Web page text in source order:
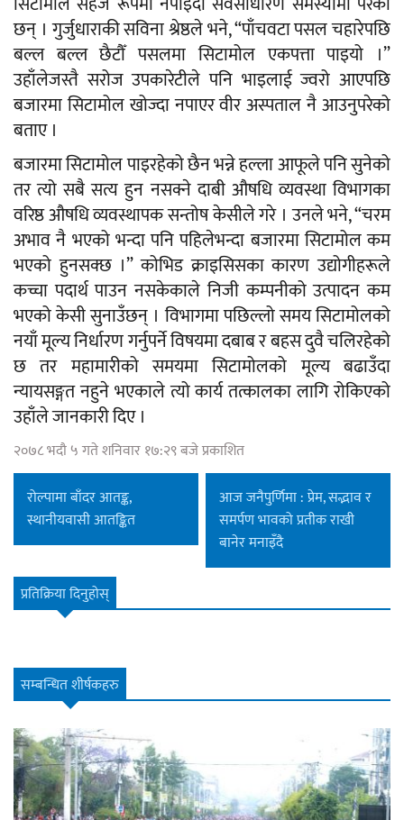
छन् । गुर्जुधाराकी सविना श्रेष्ठले भने, “पाँचवटा पसल चहारेपछि
बल्ल बल्ल छैटौँ पसलमा सिटामोल एकपत्ता पाइयो ।”
उहाँलेजस्तै सरोज उपकारेटीले पनि भाइलाई ज्वरो आएपछि
बजारमा सिटामोल खोज्दा नपाएर वीर अस्पताल नै आउनुपरेको
बताए ।
बजारमा सिटामोल पाइरहेको छैन भन्ने हल्ला आफूले पनि सुनेको
तर त्यो सबै सत्य हुन नसक्ने दाबी औषधि व्यवस्था विभागका
वरिष्ठ औषधि व्यवस्थापक सन्तोष केसीले गरे । उनले भने, “चरम
अभाव नै भएको भन्दा पनि पहिलेभन्दा बजारमा सिटामोल कम
भएको हुनसक्छ ।” कोभिड क्राइसिसका कारण उद्योगीहरूले
कच्चा पदार्थ पाउन नसकेकाले निजी कम्पनीको उत्पादन कम
भएको केसी सुनाउँछन् । विभागमा पछिल्लो समय सिटामोलको
नयाँ मूल्य निर्धारण गर्नुपर्ने विषयमा दबाब र बहस दुवै चलिरहेको
छ तर महामारीको समयमा सिटामोलको मूल्य बढाउँदा
न्यायसङ्गत नहुने भएकाले त्यो कार्य तत्कालका लागि रोकिएको
उहाँले जानकारी दिए ।
२०७८ भदौ ५ गते शनिवार १७:२९ बजे प्रकाशित
रोल्पामा बाँदर आतङ्क,
स्थानीयवासी आतङ्कित
आज जनैपुर्णिमा : प्रेम, सद्भाव र
समर्पण भावको प्रतीक राखी
बानेर मनाइँदै
प्रतिक्रिया दिनुहोस्
सम्बन्धित शीर्षकहरु